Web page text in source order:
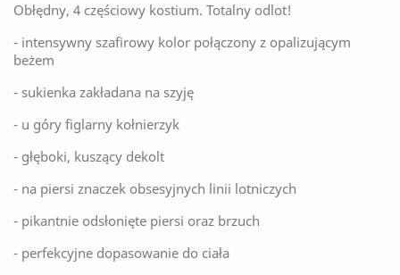
Obłędny, 4 częściowy kostium. Totalny odlot!
- intensywny szafirowy kolor połączony z opalizującym
beżem
- sukienka zakładana na szyję
- u góry figlarny kołnierzyk
- głęboki, kuszący dekolt
- na piersi znaczek obsesyjnych linii lotniczych
- pikantnie odsłonięte piersi oraz brzuch
- perfekcyjne dopasowanie do ciała